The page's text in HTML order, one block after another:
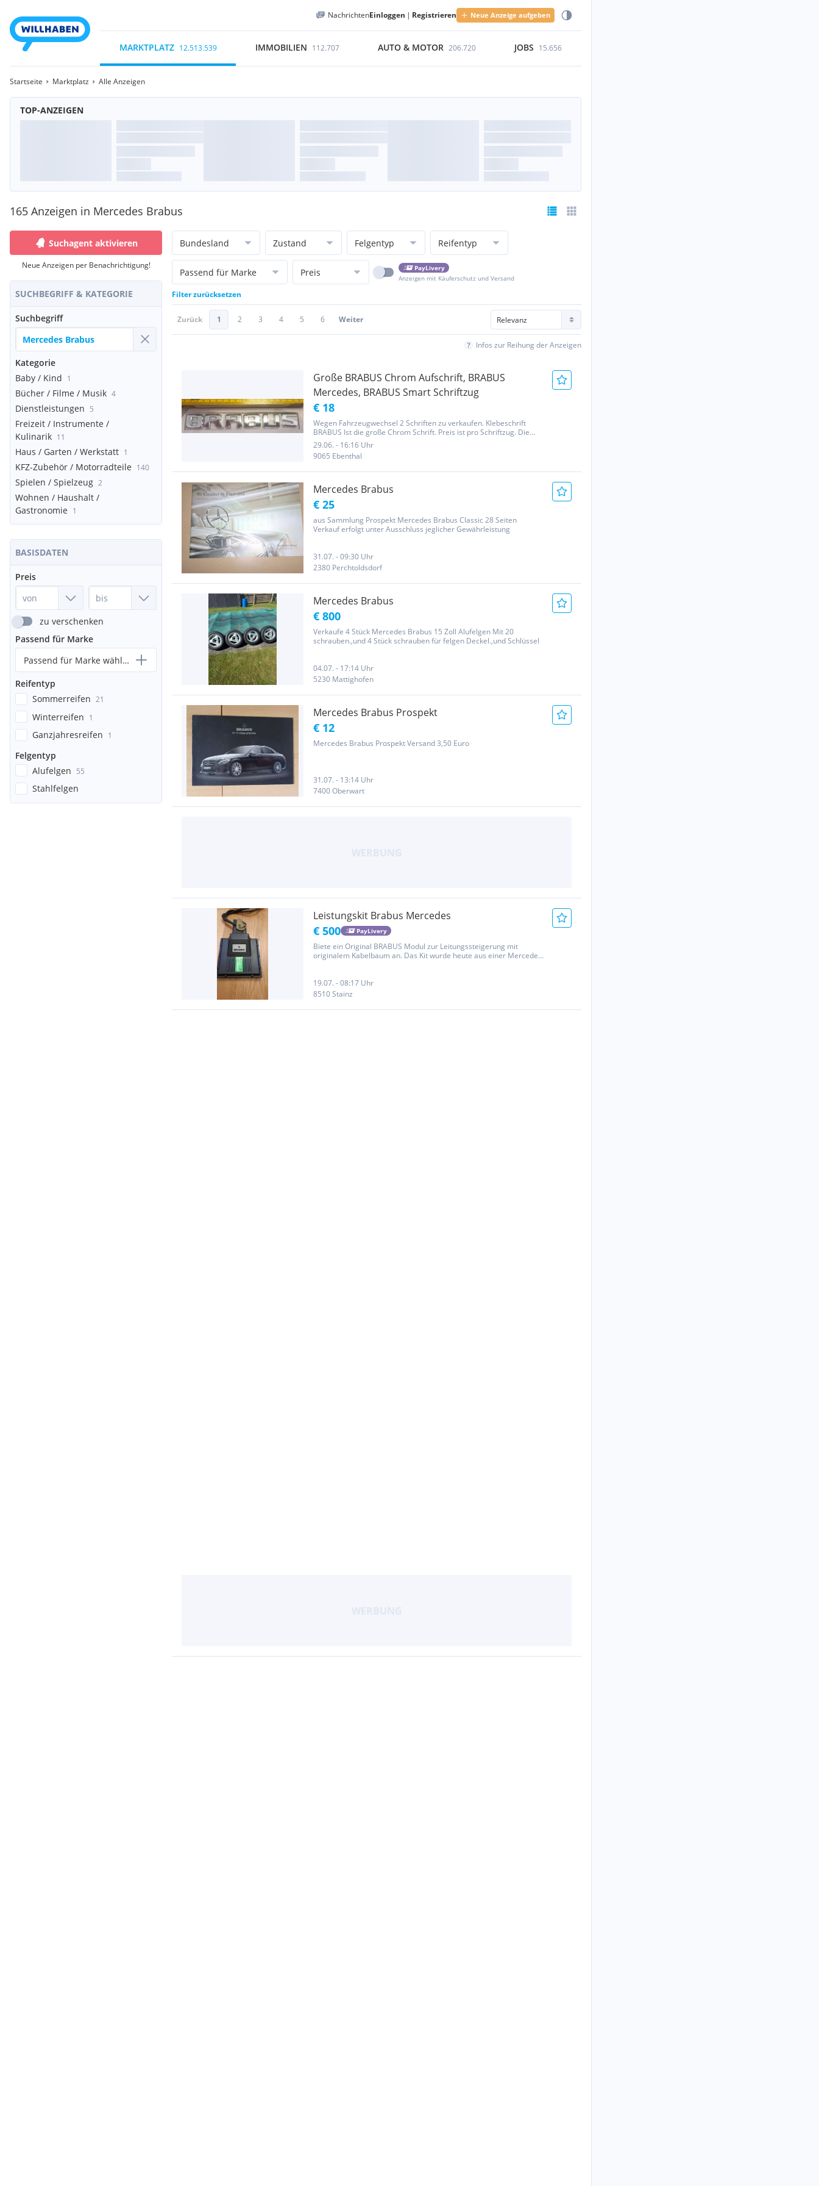
NachrichtenEinloggen | Registrieren Neue Anzeige aufgeben
MARKTPLATZ 12.513.539 IMMOBILIEN 112.707 AUTO & MOTOR 206.720 JOBS 15.656
Startseite Marktplatz Alle Anzeigen
TOP-ANZEIGEN
165 Anzeigen in Mercedes Brabus
Suchagent aktivieren
Neue Anzeigen per Benachrichtigung!
SUCHBEGRIFF & KATEGORIE
Suchbegriff
Kategorie
Baby / Kind 1
Bücher / Filme / Musik 4
Dienstleistungen 5
Freizeit / Instrumente /
Kulinarik 11
Haus / Garten / Werkstatt 1
KFZ-Zubehör / Motorradteile 140
Spielen / Spielzeug 2
Wohnen / Haushalt /
Gastronomie 1
BASISDATEN
Preis
zu verschenken
Passend für Marke
Passend für Marke wählen...
Reifentyp
Sommerreifen 21
Winterreifen 1
Ganzjahresreifen 1
Felgentyp
Alufelgen 55
Stahlfelgen
Bundesland Zustand Felgentyp Reifentyp
Passend für Marke Preis
PayLivery
Anzeigen mit Käuferschutz und Versand
Filter zurücksetzen
Zurück 1 2 3 4 5 6 Weiter
Infos zur Reihung der Anzeigen
Große BRABUS Chrom Aufschrift, BRABUS
Mercedes, BRABUS Smart Schriftzug
€ 18
Wegen Fahrzeugwechsel 2 Schriften zu verkaufen. Klebeschrift
BRABUS Ist die große Chrom Schrift. Preis ist pro Schriftzug. Die
Schriften sind neu u. 100% in Ordnung! Privatverkauf, keine
Gewährleistung, keine Rücknahme. Versandkosten € 5,0
29.06. - 16:16 Uhr
9065 Ebenthal
Mercedes Brabus
€ 25
aus Sammlung Prospekt Mercedes Brabus Classic 28 Seiten
Verkauf erfolgt unter Ausschluss jeglicher Gewährleistung
31.07. - 09:30 Uhr
2380 Perchtoldsdorf
Mercedes Brabus
€ 800
Verkaufe 4 Stück Mercedes Brabus 15 Zoll Alufelgen Mit 20
schrauben.,und 4 Stück schrauben für felgen Deckel.,und Schlüssel
04.07. - 17:14 Uhr
5230 Mattighofen
Mercedes Brabus Prospekt
€ 12
Mercedes Brabus Prospekt Versand 3,50 Euro
31.07. - 13:14 Uhr
7400 Oberwart
Leistungskit Brabus Mercedes
€ 500 PayLivery
Biete ein Original BRABUS Modul zur Leitungssteigerung mit
originalem Kabelbaum an. Das Kit wurde heute aus einer Mercedes
19.07. - 08:17 Uhr
8510 Stainz